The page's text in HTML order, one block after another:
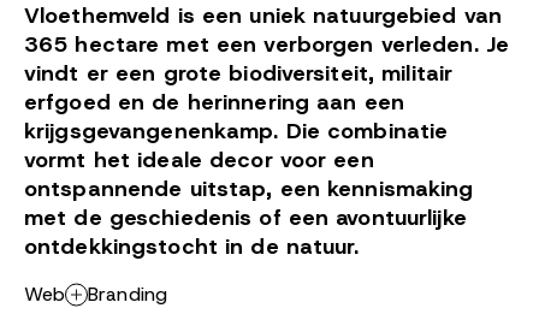
Vloethemveld is een uniek natuurgebied van
365 hectare met een verborgen verleden. Je
vindt er een grote biodiversiteit, militair
erfgoed en de herinnering aan een
krijgsgevangenenkamp. Die combinatie
vormt het ideale decor voor een
ontspannende uitstap, een kennismaking
met de geschiedenis of een avontuurlijke
ontdekkingstocht in de natuur.
Web Branding